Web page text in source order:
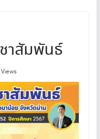
ประจําปีงบประมาณ
าสัมพันธ์